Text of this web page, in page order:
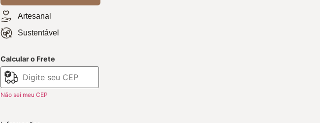
Artesanal
Sustentável
Calcular o Frete
Não sei meu CEP